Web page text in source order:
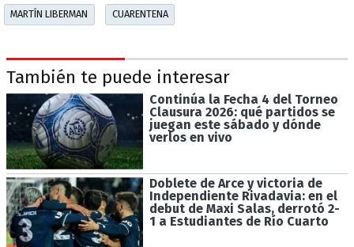
MARTÍN LIBERMAN CUARENTENA
También te puede interesar
Continúa la Fecha 4 del Torneo
Clausura 2026: qué partidos se
juegan este sábado y dónde
verlos en vivo
Doblete de Arce y victoria de
Independiente Rivadavia: en el
debut de Maxi Salas, derrotó 2-
1 a Estudiantes de Río Cuarto